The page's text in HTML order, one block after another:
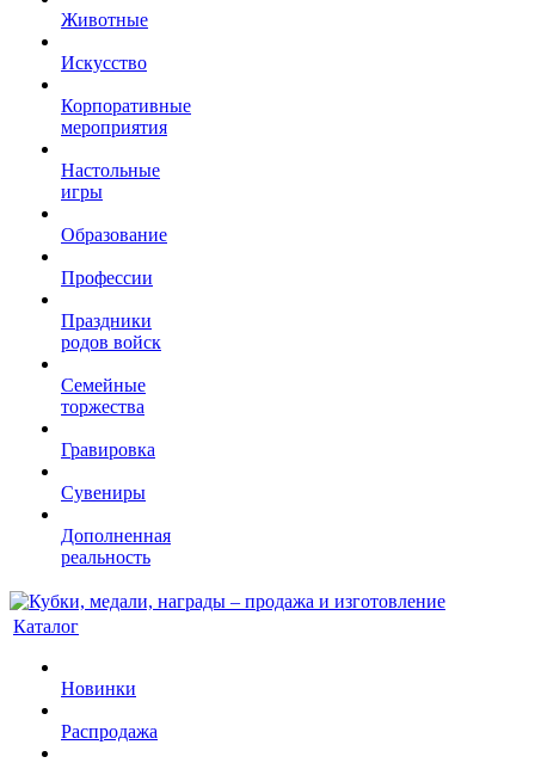
Животные
Искусство
Корпоративные
мероприятия
Настольные
игры
Образование
Профессии
Праздники
родов войск
Семейные
торжества
Гравировка
Сувениры
Дополненная
реальность
Каталог
Новинки
Распродажа